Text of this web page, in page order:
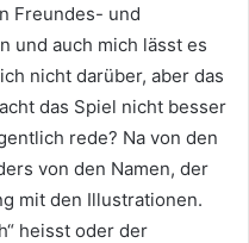
Freundes- und
und auch mich lässt es
nicht darüber, aber das
das Spiel nicht besser
rede? Na von den
von den Namen, der
mit den Illustrationen.
heisst oder der